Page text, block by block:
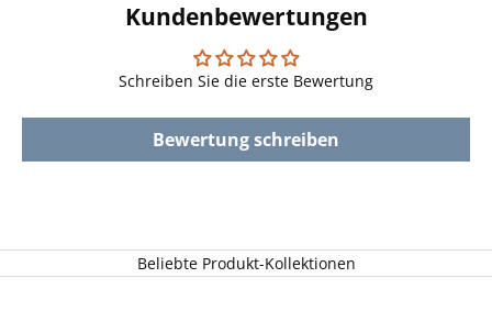
Kundenbewertungen
Schreiben Sie die erste Bewertung
Bewertung schreiben
Beliebte Produkt-Kollektionen